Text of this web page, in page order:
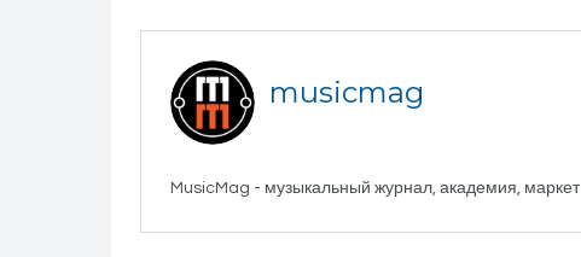
musicmag
MusicMag - музыкальный журнал, академия, маркет